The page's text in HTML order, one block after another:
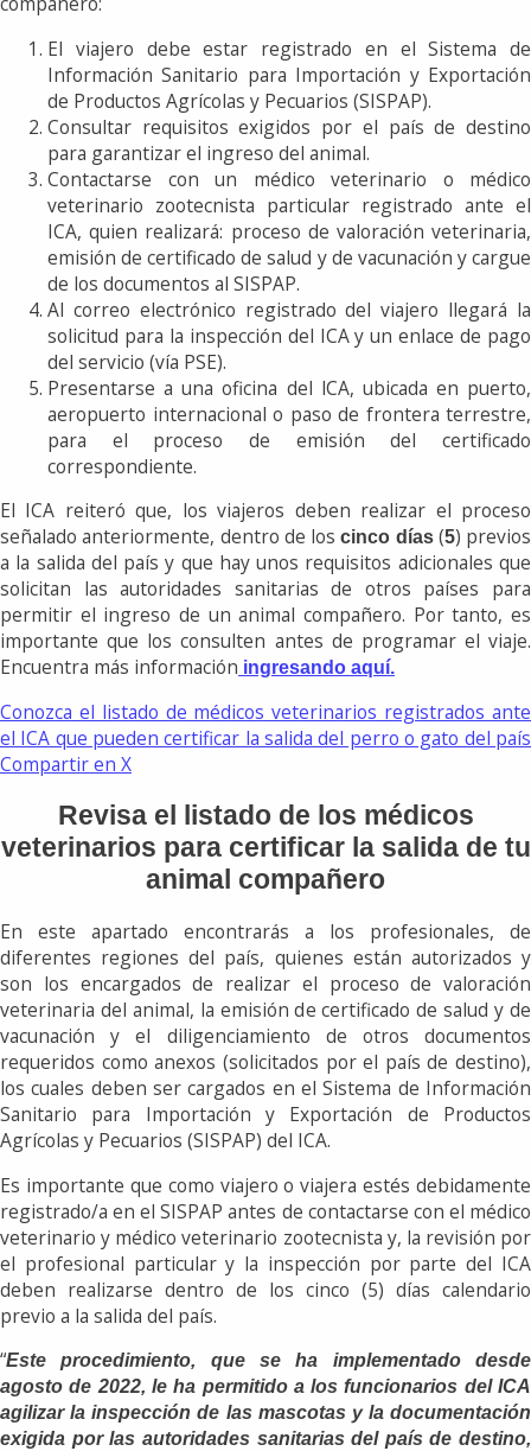
El viajero debe estar registrado en el Sistema de
Información Sanitario para Importación y Exportación
de Productos Agrícolas y Pecuarios (SISPAP).
Consultar requisitos exigidos por el país de destino
para garantizar el ingreso del animal.
Contactarse con un médico veterinario o médico
veterinario zootecnista particular registrado ante el
ICA, quien realizará: proceso de valoración veterinaria,
emisión de certificado de salud y de vacunación y cargue
de los documentos al SISPAP.
Al correo electrónico registrado del viajero llegará la
solicitud para la inspección del ICA y un enlace de pago
del servicio (vía PSE).
Presentarse a una oficina del lCA, ubicada en puerto,
aeropuerto internacional o paso de frontera terrestre,
para el proceso de emisión del certificado
correspondiente.
El ICA reiteró que, los viajeros deben realizar el proceso
señalado anteriormente, dentro de loscinco días(5) previos
a la salida del país y que hay unos requisitos adicionales que
solicitan las autoridades sanitarias de otros países para
permitir el ingreso de un animal compañero. Por tanto, es
importante que los consulten antes de programar el viaje.
Encuentra más información ingresando aquí.
Conozca el listado de médicos veterinarios registrados ante
el ICA que pueden certificar la salida del perro o gato del país
Compartir en X
Revisa el listado de los médicos
veterinarios para certificar la salida de tu
animal compañero
En este apartado encontrarás a los profesionales, de
diferentes regiones del país, quienes están autorizados y
son los encargados de realizar el proceso de valoración
veterinaria del animal, la emisión de certificado de salud y de
vacunación y el diligenciamiento de otros documentos
requeridos como anexos (solicitados por el país de destino),
los cuales deben ser cargados en el Sistema de Información
Sanitario para Importación y Exportación de Productos
Agrícolas y Pecuarios (SISPAP) del ICA.
Es importante que como viajero o viajera estés debidamente
registrado/a en el SISPAP antes de contactarse con el médico
veterinario y médico veterinario zootecnista y, la revisión por
el profesional particular y la inspección por parte del ICA
deben realizarse dentro de los cinco (5) días calendario
previo a la salida del país.
“Este procedimiento, que se ha implementado desde
agosto de 2022, le ha permitido a los funcionarios del ICA
agilizar la inspección de las mascotas y la documentación
exigida por las autoridades sanitarias del país de destino,